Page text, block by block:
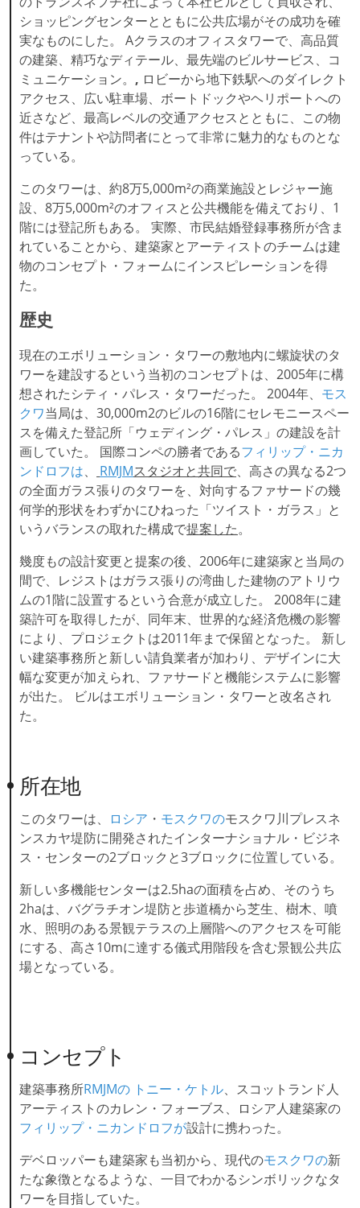
ショッピングセンターとともに公共広場がその成功を確
実なものにした。 Aクラスのオフィスタワーで、高品質
の建築、精巧なディテール、最先端のビルサービス、コ
ミュニケーション。 , ロビーから地下鉄駅へのダイレクト
アクセス、広い駐車場、ボートドックやヘリポートへの
近さなど、最高レベルの交通アクセスとともに、この物
件はテナントや訪問者にとって非常に魅力的なものとな
っている。
このタワーは、約8万5,000m²の商業施設とレジャー施
設、8万5,000m²のオフィスと公共機能を備えており、1
階には登記所もある。 実際、市民結婚登録事務所が含ま
れていることから、建築家とアーティストのチームは建
物のコンセプト・フォームにインスピレーションを得
た。
歴史
現在のエボリューション・タワーの敷地内に螺旋状のタ
ワーを建設するという当初のコンセプトは、2005年に構
想されたシティ・パレス・タワーだった。 2004年、 モス
クワ当局は、30,000m2のビルの16階にセレモニースペー
スを備えた登記所「ウェディング・パレス」の建設を計
画していた。 国際コンペの勝者であるフィリップ・ニカ
ンドロフは、 RMJMスタジオと共同で、高さの異なる2つ
の全面ガラス張りのタワーを、対向するファサードの幾
何学的形状をわずかにひねった「ツイスト・ガラス」と
いうバランスの取れた構成で提案した。
幾度もの設計変更と提案の後、2006年に建築家と当局の
間で、レジストはガラス張りの湾曲した建物のアトリウ
ムの1階に設置するという合意が成立した。 2008年に建
築許可を取得したが、同年末、世界的な経済危機の影響
により、プロジェクトは2011年まで保留となった。 新し
い建築事務所と新しい請負業者が加わり、デザインに大
幅な変更が加えられ、ファサードと機能システムに影響
が出た。 ビルはエボリューション・タワーと改名され
た。
所在地
このタワーは、 ロシア ・ モスクワのモスクワ川プレスネ
ンスカヤ堤防に開発されたインターナショナル・ビジネ
ス・センターの2ブロックと3ブロックに位置している。
新しい多機能センターは2.5haの面積を占め、そのうち
2haは、バグラチオン堤防と歩道橋から芝生、樹木、噴
水、照明のある景観テラスの上層階へのアクセスを可能
にする、高さ10mに達する儀式用階段を含む景観公共広
場となっている。
コンセプト
建築事務所RMJMの トニー・ケトル、スコットランド人
アーティストのカレン・フォーブス、ロシア人建築家の
フィリップ・ニカンドロフが設計に携わった。
デベロッパーも建築家も当初から、現代のモスクワの新
たな象徴となるような、一目でわかるシンボリックなタ
ワーを目指していた。